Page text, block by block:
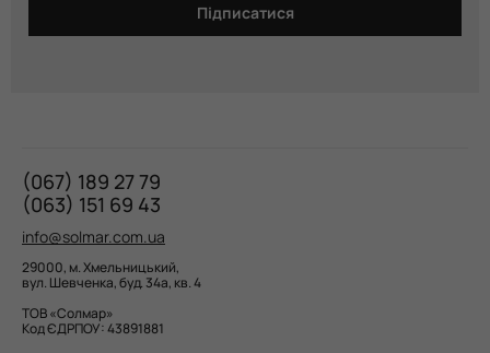
Підписатися
(067) 189 27 79
(063) 151 69 43
info@solmar.com.ua
29000, м. Хмельницький,
вул. Шевченка, буд. 34а, кв. 4
ТОВ «Солмар»
Код ЄДРПОУ: 43891881